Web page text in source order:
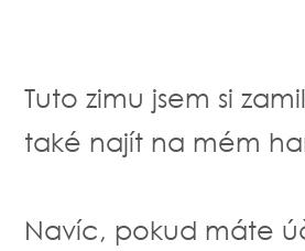
Tuto zimu jsem si
také najít na mém
Navíc, pokud máte